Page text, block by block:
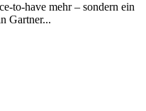
to-have mehr – sondern ein
Gartner...